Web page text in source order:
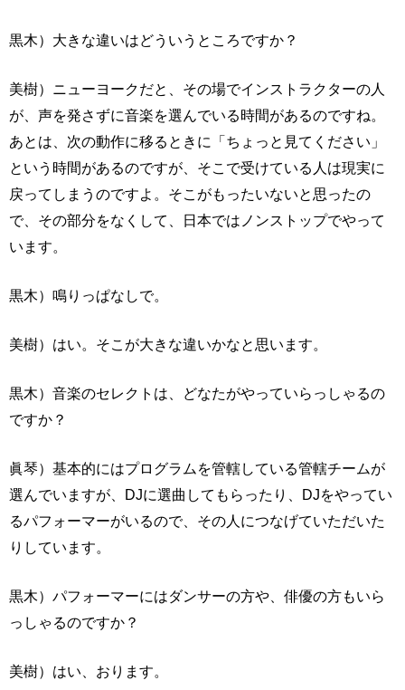
黒木）大きな違いはどういうところですか？
美樹）ニューヨークだと、その場でインストラクターの人
が、声を発さずに音楽を選んでいる時間があるのですね。
あとは、次の動作に移るときに「ちょっと見てください」
という時間があるのですが、そこで受けている人は現実に
戻ってしまうのですよ。そこがもったいないと思ったの
で、その部分をなくして、日本ではノンストップでやって
います。
黒木）鳴りっぱなしで。
美樹）はい。そこが大きな違いかなと思います。
黒木）音楽のセレクトは、どなたがやっていらっしゃるの
ですか？
眞琴）基本的にはプログラムを管轄している管轄チームが
選んでいますが、DJに選曲してもらったり、DJをやってい
るパフォーマーがいるので、その人につなげていただいた
りしています。
黒木）パフォーマーにはダンサーの方や、俳優の方もいら
っしゃるのですか？
美樹）はい、おります。